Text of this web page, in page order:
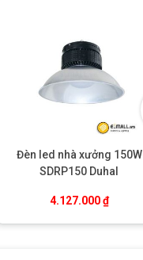
Đèn led nhà xưởng 150W
SDRP150 Duhal
4.127.000₫